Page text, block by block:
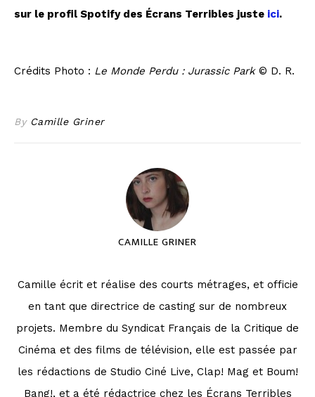
sur le profil Spotify des Écrans Terribles juste ici.
Crédits Photo : Le Monde Perdu : Jurassic Park© D. R.
By Camille Griner
CAMILLE GRINER
Camille écrit et réalise des courts métrages, et officie
en tant que directrice de casting sur de nombreux
projets. Membre du Syndicat Français de la Critique de
Cinéma et des films de télévision, elle est passée par
les rédactions de Studio Ciné Live, Clap! Mag et Boum!
Bang!, et a été rédactrice chez les Écrans Terribles